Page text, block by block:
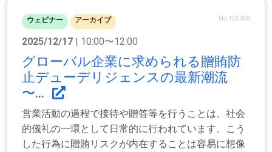
ウェビナー アーカイブ No.155008
2025/12/17 | 10:00〜12:00
グローバル企業に求められる贈賄防
止デューデリジェンスの最新潮流
〜...
営業活動の過程で接待や贈答等を行うことは、社会
的儀礼の一環として日常的に行われています。こう
した行為に贈賄リスクが内在することは容易に想像